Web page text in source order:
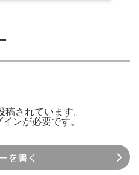
されています。
インが必要です。
を書く